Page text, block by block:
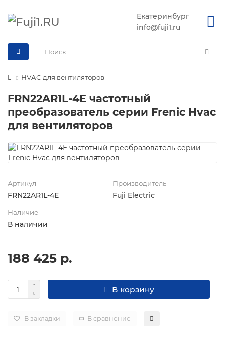
Екатеринбург
info@fuji1.ru
HVAC для вентиляторов
FRN22AR1L-4E частотный
преобразователь серии Frenic Hvac
для вентиляторов
Артикул
FRN22AR1L-4E
Производитель
Fuji Electric
Наличие
В наличии
188 425 р.
В корзину
В закладки В сравнение